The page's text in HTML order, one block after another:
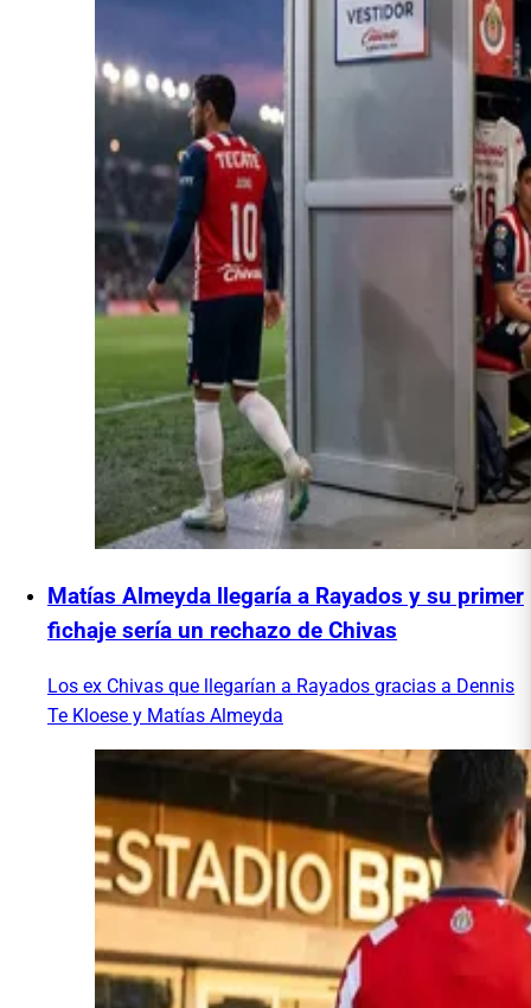
Matías Almeyda llegaría a Rayados y su primer
fichaje sería un rechazo de Chivas
Los ex Chivas que llegarían a Rayados gracias a Dennis
Te Kloese y Matías Almeyda